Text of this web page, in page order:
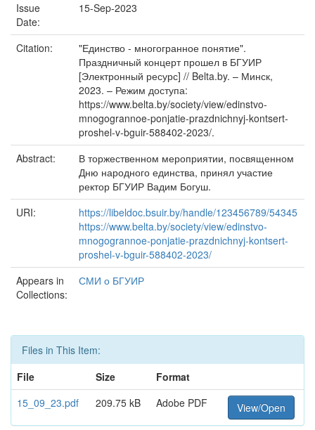
Issue
Date:
15-Sep-2023
Citation:
"Единство - многогранное понятие".
Праздничный концерт прошел в БГУИР
[Электронный ресурс] // Belta.by. – Минск,
2023. – Режим доступа:
https://www.belta.by/society/view/edinstvo-
mnogogrannoe-ponjatie-prazdnichnyj-kontsert-
proshel-v-bguir-588402-2023/.
Abstract:
В торжественном мероприятии, посвященном
Дню народного единства, принял участие
ректор БГУИР Вадим Богуш.
URI:
https://libeldoc.bsuir.by/handle/123456789/54345
https://www.belta.by/society/view/edinstvo-
mnogogrannoe-ponjatie-prazdnichnyj-kontsert-
proshel-v-bguir-588402-2023/
Appears in
Collections:
СМИ о БГУИР
Files in This Item:
File
Size
Format
15_09_23.pdf
209.75 kB Adobe PDF View/Open